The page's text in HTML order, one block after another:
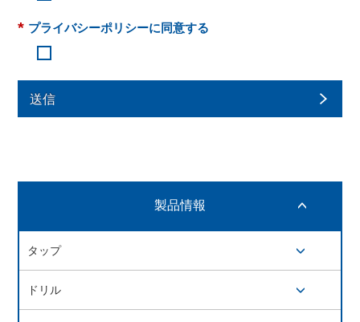
* プライバシーポリシーに同意する
送信
製品情報
タップ
ドリル